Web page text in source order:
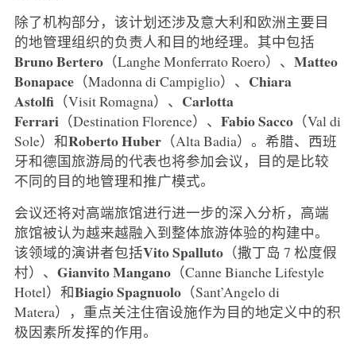
除了机构部分，该计划还涉及意大利和欧洲主要目
的地管理组织的负责人和目的地经理。其中包括
BrunoBertero（Langhe Monferrato Roero）、 Matteo
Bonapace（Madonna di Campiglio）、 Chiara
Astolfi （Visit Romagna）、 Carlotta
Ferrari （Destination Florence）、 FabioSacco（Val di
Sole）和RobertoHuber（Alta Badia）。希腊、西班
牙和德国旅游局的代表也将参加会议，目的是比较
不同的目的地管理和推广模式。
会议还将对高端旅馆进行进一步的深入分析，高端
旅馆被认为越来越融入到整体旅游体验的构建中。
该领域的演讲者包括VitoSpalluto（撒丁岛 7 松度假
村）、 GianvitoMangano（Canne Bianche Lifestyle
Hotel）和BiagioSpagnuolo（Sant’Angelo di
Matera），重点关注住宿设施作为目的地定义中的积
极因素所发挥的作用。